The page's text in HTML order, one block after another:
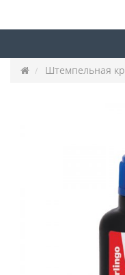
Штемпельная